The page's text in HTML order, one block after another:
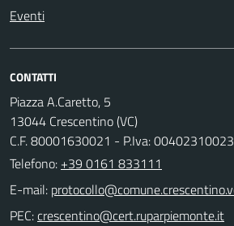
Eventi
CONTATTI
Piazza A.Caretto, 5
13044 Crescentino (VC)
C.F. 80001630021 - P.Iva: 00402310023
Telefono: +39 0161 833111
E-mail:
PEC: